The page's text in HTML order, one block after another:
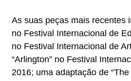
As suas peças mais recentes
no Festival Internacional de
no Festival Internacional de
“Arlington” no Festival
2016; uma adaptação de “The